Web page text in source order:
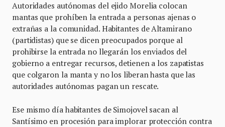
Autoridades autónomas del ejido Morelia colocan
mantas que prohíben la entrada a personas ajenas o
extrañas a la comunidad. Habitantes de Altamirano
(partidistas) que se dicen preocupados porque al
prohibirse la entrada no llegarán los enviados del
gobierno a entregar recursos, detienen a los zapatistas
que colgaron la manta y no los liberan hasta que las
autoridades autónomas pagan un rescate.
Ese mismo día habitantes de Simojovel sacan al
Santísimo en procesión para implorar protección contra